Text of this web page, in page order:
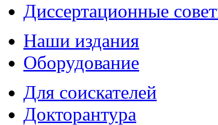
Диссертационные
Наши издания
Оборудование
Для соискателей
Докторантура